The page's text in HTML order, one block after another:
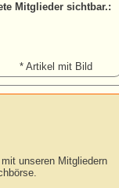
:
* Artikel mit Bild
unseren Mitgliedern